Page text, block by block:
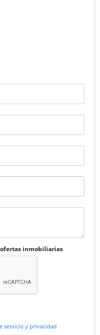
inmobiliarias
servicio y privacidad